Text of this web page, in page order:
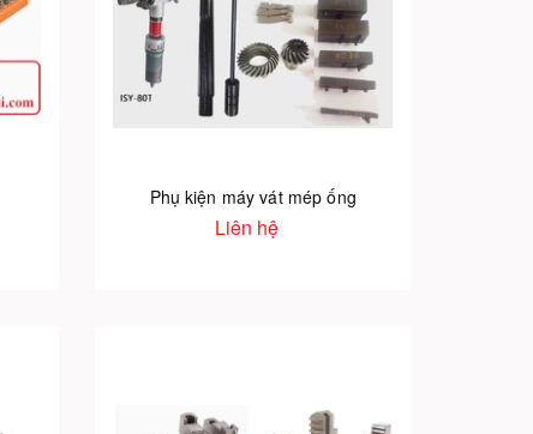
Phụ kiện máy vát mép ống
Liên hệ